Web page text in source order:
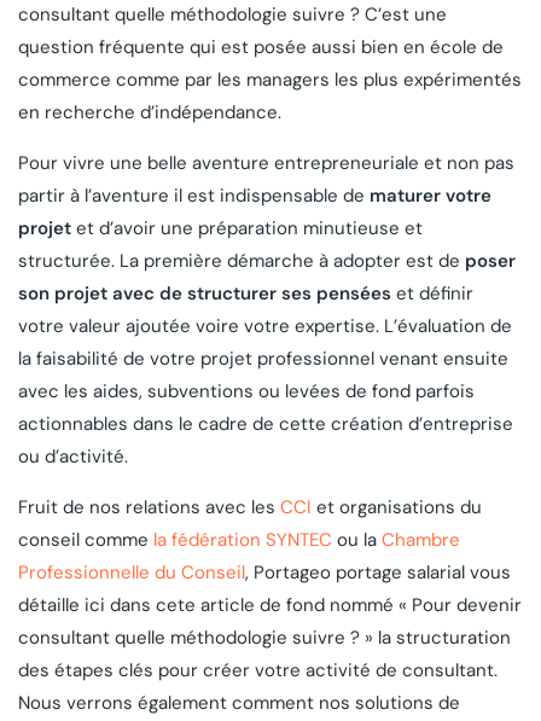
consultant quelle méthodologie suivre ? C’est une
question fréquente qui est posée aussi bien en école de
commerce comme par les managers les plus expérimentés
en recherche d’indépendance.
Pour vivre une belle aventure entrepreneuriale et non pas
partir à l’aventure il est indispensable de maturer votre
projet et d’avoir une préparation minutieuse et
structurée. La première démarche à adopter est de poser
son projet avec de structurer ses pensées et définir
votre valeur ajoutée voire votre expertise. L’évaluation de
la faisabilité de votre projet professionnel venant ensuite
avec les aides, subventions ou levées de fond parfois
actionnables dans le cadre de cette création d’entreprise
ou d’activité.
Fruit de nos relations avec les CCI et organisations du
conseil comme la fédération SYNTEC ou la Chambre
Professionnelle du Conseil, Portageo portage salarial vous
détaille ici dans cete article de fond nommé « Pour devenir
consultant quelle méthodologie suivre ? » la structuration
des étapes clés pour créer votre activité de consultant.
Nous verrons également comment nos solutions de